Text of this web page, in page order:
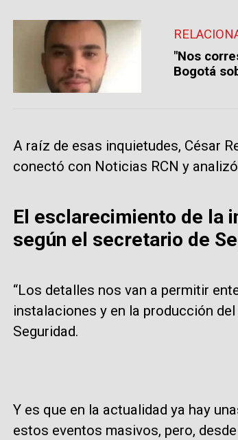
"Nos
Bogotá
A raíz de esas inquietudes, César
conectó con Noticias RCN y
El esclarecimiento de la
según el secretario de
“Los detalles nos van a permitir
instalaciones y en la producción
Seguridad.
Y es que en la actualidad ya hay
estos eventos masivos, pero,